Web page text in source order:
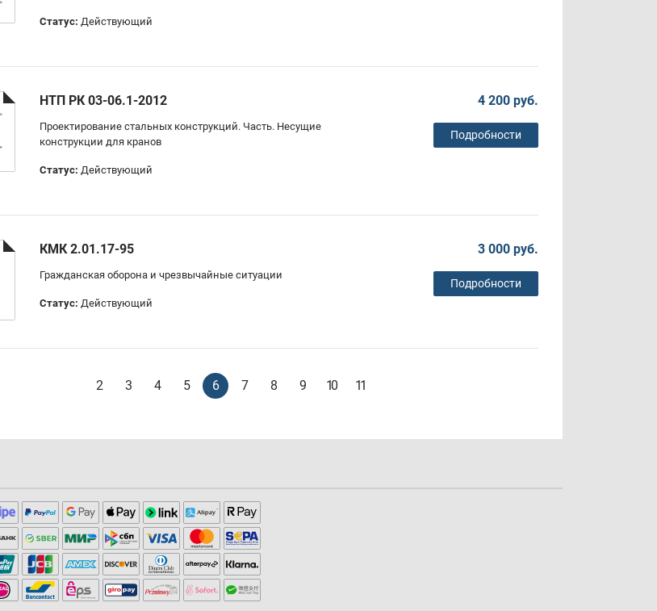
Статус: Действующий
НТП РК 03-06.1-2012
Проектирование стальных конструкций. Часть. Несущие
конструкции для кранов
Статус: Действующий
4 200 руб.
Подробности
КМК 2.01.17-95
Гражданская оборона и чрезвычайные ситуации
Статус: Действующий
3 000 руб.
Подробности
2 3 4 5 6 7 8 9 10 11